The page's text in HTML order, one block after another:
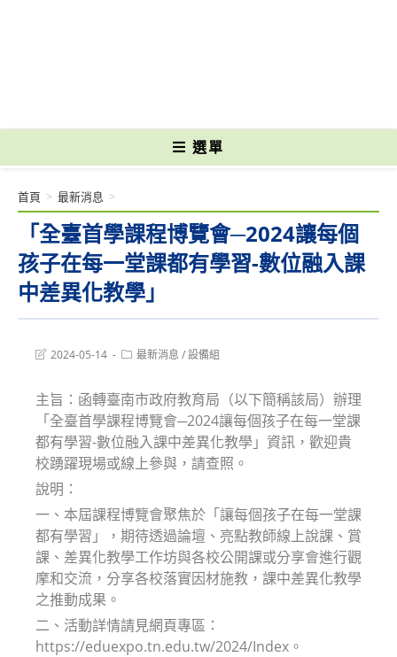
選單
「全臺首學課程博覽會─2024讓每個
孩子在每一堂課都有學習-數位融入課
中差異化教學」
首頁 > 最新消息 >
Post2024-05-14
Post最新消息 /設備組
主旨：函轉臺南市政府教育局（以下簡稱該局）辦理
「全臺首學課程博覽會─2024讓每個孩子在每一堂課
都有學習-數位融入課中差異化教學」資訊，歡迎貴
校踴躍現場或線上參與，請查照。
說明：
一、本屆課程博覽會聚焦於「讓每個孩子在每一堂課
都有學習」，期待透過論壇、亮點教師線上說課、賞
課、差異化教學工作坊與各校公開課或分享會進行觀
摩和交流，分享各校落實因材施教，課中差異化教學
之推動成果。
二、活動詳情請見網頁專區：
https://eduexpo.tn.edu.tw/2024/Index。